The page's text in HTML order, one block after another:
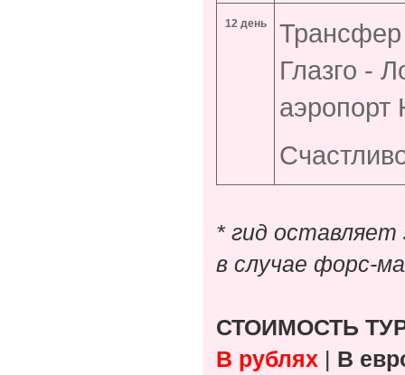
12 день
Трансфер
Глазго -
аэропорт
* гид оставляет
в случае форс-
СТОИМОСТЬ
В рублях
В